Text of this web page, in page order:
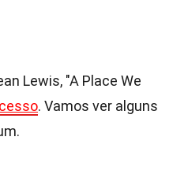
Lewis, "A Place We
. Vamos ver alguns